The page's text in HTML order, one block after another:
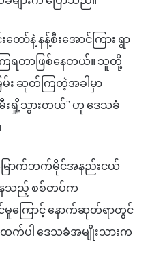
ော်နဲ့ နန့်စီးအောင်ကြား ရွာ
ြရတာဖြစ်နေတယ်။ သူတို့
မ်း ဆုတ်ကြတဲ့အခါမှာ
ရှို့သွားတယ်” ဟု ဒေသခံ
ြောက်ဘက်မိုင်အနည်းငယ်
ေသည့် စစ်တပ်က
မှုကြောင့် နောက်ဆုတ်ရာတွင်
ပါ ဒေသခံအမျိုးသားက